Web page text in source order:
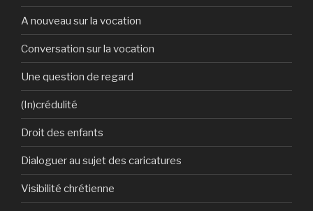
A nouveau sur la vocation
Conversation sur la vocation
Une question de regard
(In)crédulité
Droit des enfants
Dialoguer au sujet des caricatures
Visibilité chrétienne